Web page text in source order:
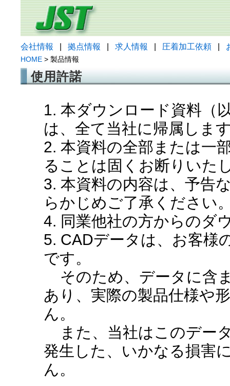
会社情報 拠点情報 求人情報 圧着加工依頼
HOME > 製品情報
使用許諾
1. 本ダウンロード資料（
は、全て当社に帰属しま
2. 本資料の全部または一
ることは固くお断りいた
3. 本資料の内容は、予告
らかじめご了承ください
4. 同業他社の方からのダ
5. CADデータは、お客様
です。
そのため、データに含
あり、実際の製品仕様や
ん。
また、当社はこのデー
発生した、いかなる損害
ん。